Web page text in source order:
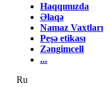
Haqqımızda
Əlaqə
Namaz Vaxtları
Peşə etikası
Zəngimcell
...
Ru